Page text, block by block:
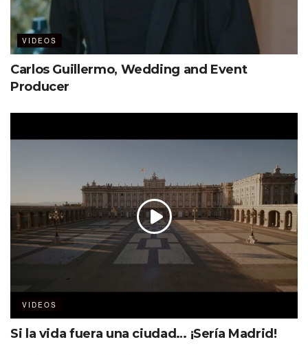
VIDEOS
Carlos Guillermo, Wedding and Event
Producer
VIDEOS
Si la vida fuera una ciudad… ¡Sería Madrid!